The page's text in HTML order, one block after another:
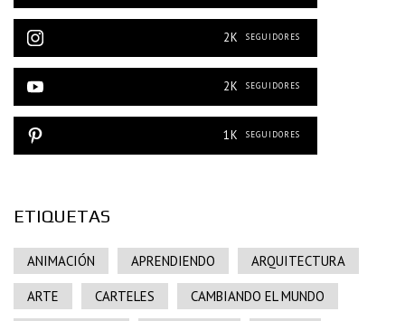
2K SEGUIDORES
2K SEGUIDORES
1K SEGUIDORES
ETIQUETAS
ANIMACIÓN APRENDIENDO ARQUITECTURA
ARTE CARTELES CAMBIANDO EL MUNDO